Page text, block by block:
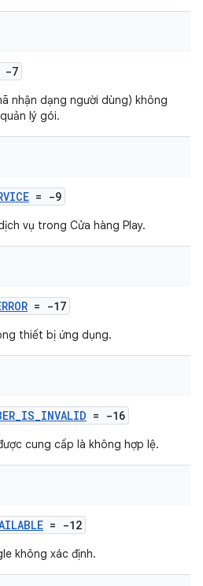
-7
nhận dạng người dùng) không
lý gói.
= -9
vụ trong Cửa hàng Play.
= -17
thiết bị ứng dụng.
= -16
cung cấp là không hợp lệ.
= -12
không xác định.